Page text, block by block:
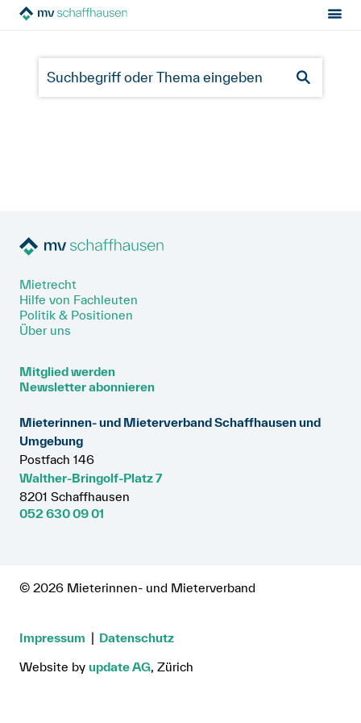
Mietrecht
Mitglied werden
Anmelden
Suche
Mietrecht
Hilfe von Fachleuten
Politik & Positionen
Über uns
Mitglied werden
Newsletter abonnieren
Mieterinnen- und Mieterverband Schaffhausen und
Umgebung
Postfach 146
Walther-Bringolf-Platz 7
8201 Schaffhausen
052 630 09 01
© 2026 Mieterinnen- und Mieterverband
Impressum
Datenschutz
Website by update AG , Zürich